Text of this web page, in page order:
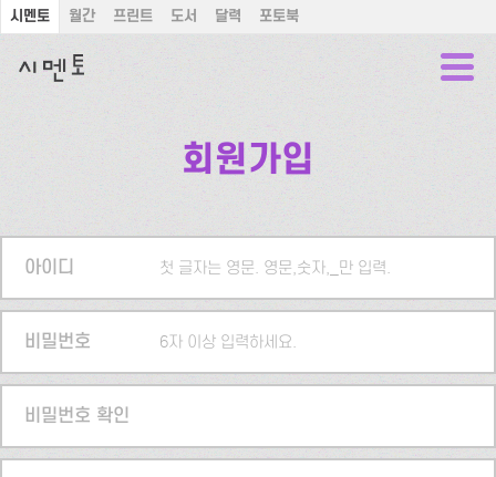
시멘토 월간 프린트 도서 달력 포토북
회원가입
아이디 첫 글자는 영문. 영문,숫자,_만 입력.
비밀번호 6자 이상 입력하세요.
비밀번호 확인